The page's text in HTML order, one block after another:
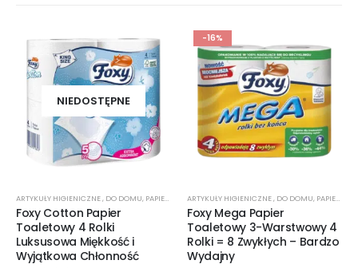
NIEDOSTĘPNE
ARTYKUŁY HIGIENICZNE, DO DOMU, PAPIER TOALETOWY
Foxy Cotton Papier
Toaletowy 4 Rolki
Luksusowa Miękkość i
Wyjątkowa Chłonność
-16%
ARTYKUŁY HIGIENICZNE, DO DOMU, PAPIER TOALETOWY
Foxy Mega Papier
Toaletowy 3-Warstwowy 4
Rolki = 8 Zwykłych – Bardzo
Wydajny